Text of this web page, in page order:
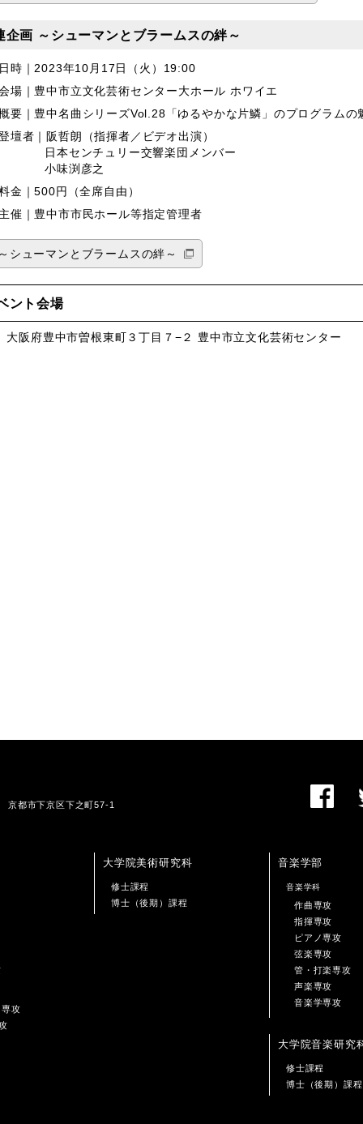
企画 ～シューマンとブラームスの絆～
時｜2023年10月17日（火）19:00
場｜豊中市立文化芸術センター大ホール ホワイエ
要｜豊中名曲シリーズVol.28「ゆるやかな片鱗」のプログラムの
壇者｜阪哲朗（指揮者／ビデオ出演）
日本センチュリー交響楽団メンバー
小味渕彦之
金｜500円（全席自由）
催｜豊中市市民ホール等指定管理者
シューマンとブラームスの絆～
ント会場
大阪府豊中市曽根東町３丁目７−２ 豊中市立文化芸術センター
都市下京区下之町57-1
攻
大学院美術研究科
修士課程
博士（後期）課程
音楽学部
音楽学科
作曲専攻
指揮専攻
ピアノ専攻
弦楽専攻
管・打楽専攻
声楽専攻
音楽学専攻
大学院音楽研究
修士課程
博士（後期）課程